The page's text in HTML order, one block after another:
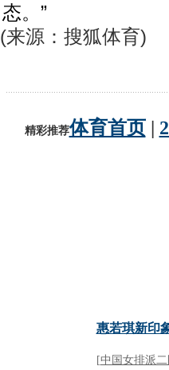
态。”
(来源：搜狐体育)